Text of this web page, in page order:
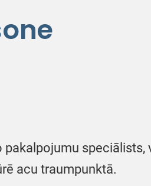
pakalpojumu speciālists,
acu traumpunktā.